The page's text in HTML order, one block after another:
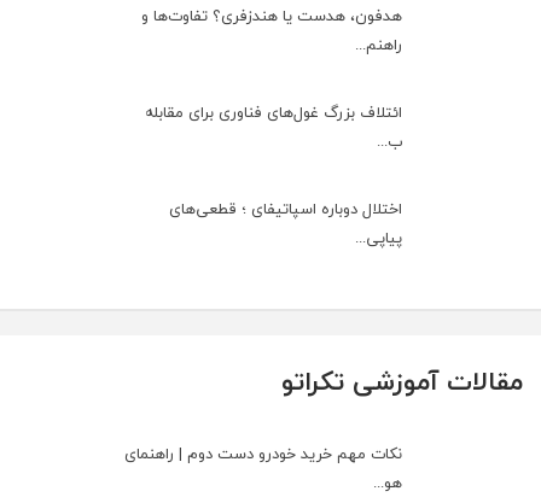
هدفون، هدست یا هندزفری؟ تفاوت‌ها و
راهنم...
ائتلاف بزرگ غول‌های فناوری برای مقابله
ب...
اختلال دوباره اسپاتیفای ؛ قطعی‌های
پیاپی...
مقالات آموزشی تکراتو
نکات مهم خرید خودرو دست دوم | راهنمای
هو...